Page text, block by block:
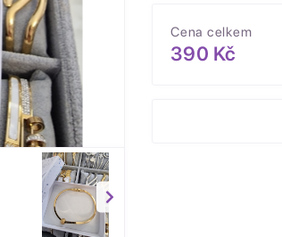
Cena celkem
390 Kč